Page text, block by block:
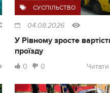
СУСПІЛЬСТВО
04.08.2026
У Рівному зросте
проїзду
0 0 Читати